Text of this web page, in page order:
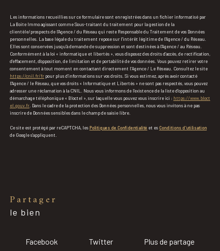
Les informations recueillies sur ce formulaire sont enregistrées dans un fichier informatisé par
La Boite Immo agissant comme Sous-traitant du traitement pour la gestion de la
clientèle/prospects de l'Agence / du Réseau qui reste Responsable du Traitement de vos Données
personnelles. La base légale du traitement repose sur l'intérêt légitime de l'Agence / du Réseau.
Elles sont conservées jusqu'à demande de suppression et sont destinées à l'Agence / au Réseau.
Conformément à la loi « informatique et libertés », vous disposez des droits d’accès, de rectification,
d’effacement, d’opposition, de limitation et de portabilité de vos données. Vous pouvez retirer votre
consentement à tout moment en contactant directement l’Agence / Le Réseau. Consultez le site
https://cnil.fr/fr pour plus d’informations sur vos droits. Si vous estimez, après avoir contacté
l'Agence / le Réseau, que vos droits « Informatique et Libertés » ne sont pas respectés, vous pouvez
adresser une réclamation à la CNIL. Nous vous informons de l’existence de la liste d'opposition au
démarchage téléphonique « Bloctel », sur laquelle vous pouvez vous inscrire ici : https://www.bloct
el.gouv.fr . Dans le cadre de la protection des Données personnelles, nous vous invitons à ne pas
inscrire de Données sensibles dans le champ de saisie libre.
Ce site est protégé par reCAPTCHA, les Politiques de Confidentialité et es Conditions d'utilisation
de Google s'appliquent.
partager
le bien
Facebook Twitter Plus de partage